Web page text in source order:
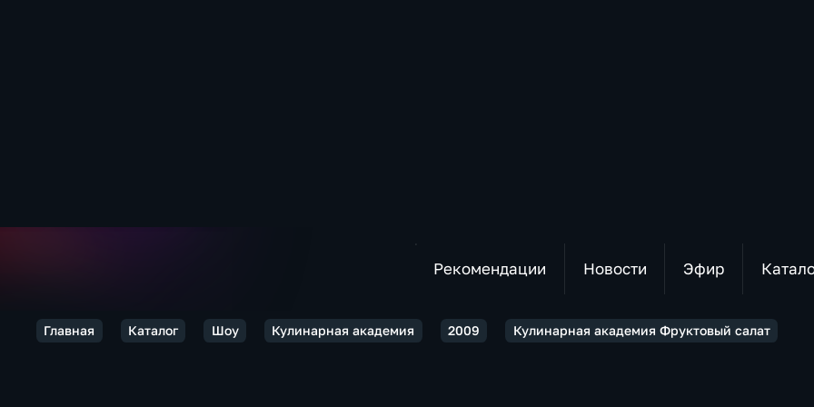
Рекомендации Новости Эфир
Главная Каталог Шоу Кулинарная академия 2009 Кулинарная академия Фруктовый салат